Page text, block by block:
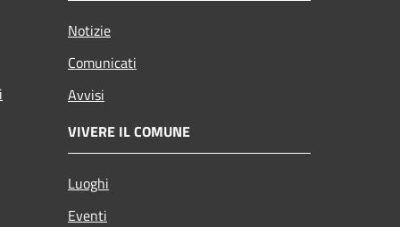
Notizie
Comunicati
Avvisi
VIVERE IL COMUNE
Luoghi
Eventi